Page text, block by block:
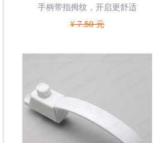
手柄带指拇纹，开启更舒适
¥ 7.50 元